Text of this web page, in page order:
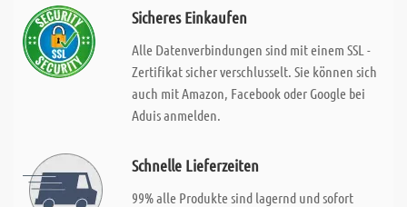
Sicheres Einkaufen
Alle Datenverbindungen sind mit einem SSL -
Zertifikat sicher verschlusselt. Sie können sich
auch mit Amazon, Facebook oder Google bei
Aduis anmelden.
Schnelle Lieferzeiten
99% alle Produkte sind lagernd und sofort